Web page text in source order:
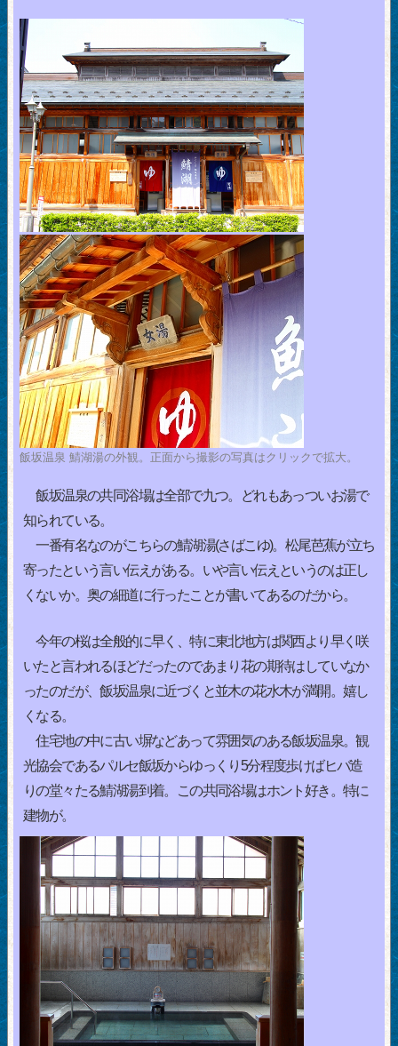
飯坂温泉 鯖湖湯の外観。正面から撮影の写真はクリックで拡大。
飯坂温泉の共同浴場は全部で九つ。どれもあっついお湯で
知られている。
一番有名なのがこちらの鯖湖湯(さばこゆ)。松尾芭蕉が立ち
寄ったという言い伝えがある。いや言い伝えというのは正し
くないか。奥の細道に行ったことが書いてあるのだから。
今年の桜は全般的に早く、特に東北地方は関西より早く咲
いたと言われるほどだったのであまり花の期待はしていなか
ったのだが、飯坂温泉に近づくと並木の花水木が満開。嬉し
くなる。
住宅地の中に古い塀などあって雰囲気のある飯坂温泉。観
光協会であるパルセ飯坂からゆっくり5分程度歩けばヒバ造
りの堂々たる鯖湖湯到着。この共同浴場はホント好き。特に
建物が。